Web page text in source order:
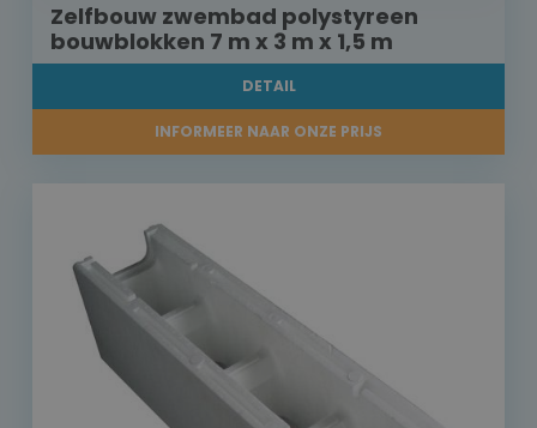
Zelfbouw zwembad polystyreen
bouwblokken 7 m x 3 m x 1,5 m
DETAIL
INFORMEER NAAR ONZE PRIJS